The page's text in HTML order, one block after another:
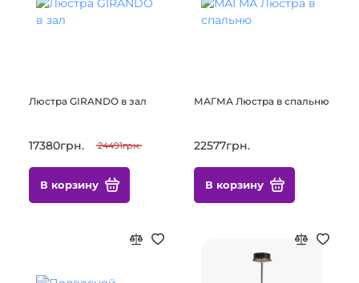
Люстра GIRANDO в зал
17380грн. 24491грн.
В корзину
МАГМА Люстра в спальню
22577грн.
В корзину